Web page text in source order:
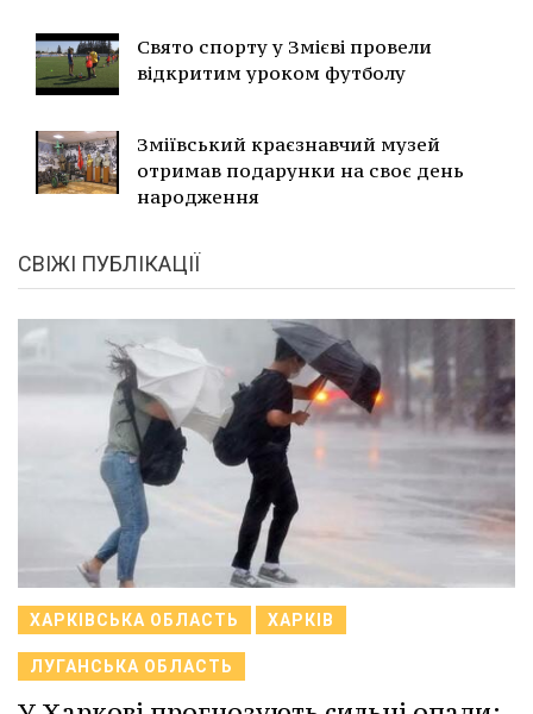
Свято спорту у Змієві провели
відкритим уроком футболу
Зміївський краєзнавчий музей
отримав подарунки на своє день
народження
СВІЖІ ПУБЛІКАЦІЇ
ХАРКІВСЬКА ОБЛАСТЬ ХАРКІВ
ЛУГАНСЬКА ОБЛАСТЬ